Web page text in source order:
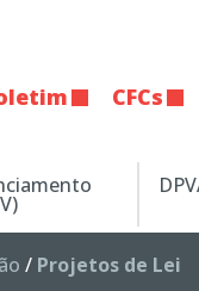
CFCs
/ Projetos de Lei